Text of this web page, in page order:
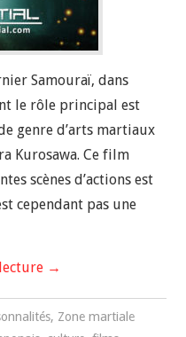
Samouraï, dans
le rôle principal est
genre d’arts martiaux
Kurosawa. Ce film
scènes d’actions est
cependant pas une
→
, Zone martiale